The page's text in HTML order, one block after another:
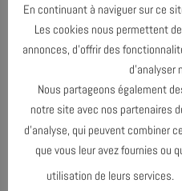
L’AJMi tente de favoriser la
publics au travers d’actions
différents partenaires (écoles,
association locales et
le Jazz, les JAZZ STORY
Levée.
L’AJMi est labellisée SMAC
la Ville d’Avignon, la Région
Général de Vaucluse.
En continuant à naviguer sur ce
Les cookies nous permettent
annonces, d’offrir des
d’analyser
Nous partageons également
notre site avec nos partenaires
d’analyse, qui peuvent combiner
que vous leur avez fournies ou
utilisation de leurs services.